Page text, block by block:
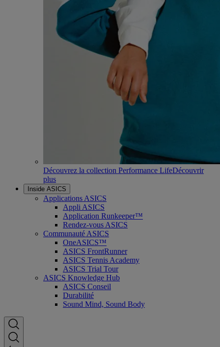
Découvrez la collection Performance LifeDécouvrir
plus
Inside ASICS
Applications ASICS
Appli ASICS
Application Runkeeper™
Rendez-vous ASICS
Communauté ASICS
OneASICS™
ASICS FrontRunner
ASICS Tennis Academy
ASICS Trial Tour
ASICS Knowledge Hub
ASICS Conseil
Durabilité
Sound Mind, Sound Body